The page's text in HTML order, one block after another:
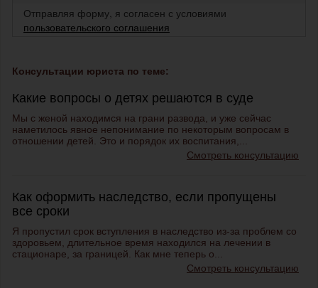
Отправляя форму, я согласен с условиями
пользовательского соглашения
Консультации юриста по теме:
Какие вопросы о детях решаются в суде
Мы с женой находимся на грани развода, и уже сейчас
наметилось явное непонимание по некоторым вопросам в
отношении детей. Это и порядок их воспитания,...
Смотреть консультацию
Как оформить наследство, если пропущены
все сроки
Я пропустил срок вступления в наследство из-за проблем со
здоровьем, длительное время находился на лечении в
стационаре, за границей. Как мне теперь о...
Смотреть консультацию